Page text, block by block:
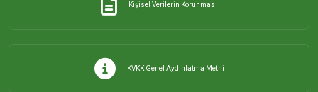
Kişisel Verilerin Korunması
KVKK Genel Aydınlatma Metni